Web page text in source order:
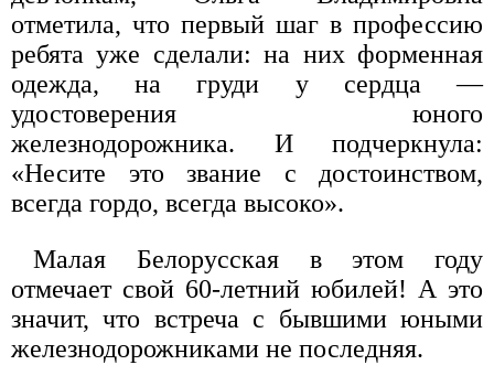
отметила, что первый шаг в профессию
ребята уже сделали: на них форменная
одежда, на груди у сердца —
удостоверения юного
железнодорожника. И подчеркнула:
«Несите это звание с достоинством,
всегда гордо, всегда высоко».
Малая Белорусская в этом году
отмечает свой 60-летний юбилей! А это
значит, что встреча с бывшими юными
железнодорожниками не последняя.